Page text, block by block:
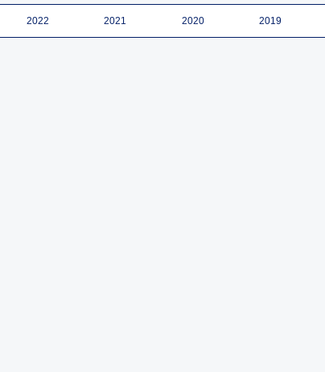
2022 2021 2020 2019